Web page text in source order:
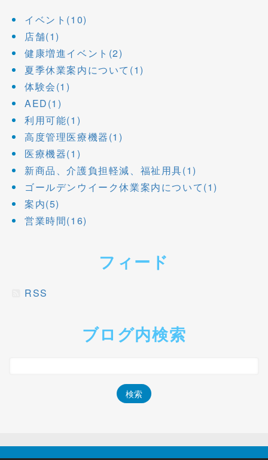
イベント(10)
店舗(1)
健康増進イベント(2)
夏季休業案内について(1)
体験会(1)
AED(1)
利用可能(1)
高度管理医療機器(1)
医療機器(1)
新商品、介護負担軽減、福祉用具(1)
ゴールデンウイーク休業案内について(1)
案内(5)
営業時間(16)
フィード
RSS
ブログ内検索